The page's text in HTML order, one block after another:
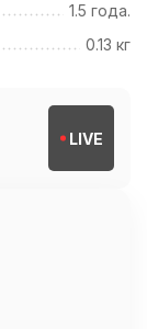
1.5 года.
0.13 кг
LIVE